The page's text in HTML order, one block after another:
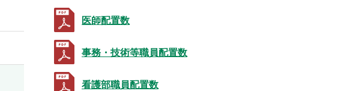
医師配置数
事務・技術等職員配置数
看護部職員配置数